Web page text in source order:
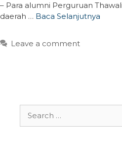
– Para alumni Perguruan
daerah … Baca Selanjutnya
Leave a comment
Search